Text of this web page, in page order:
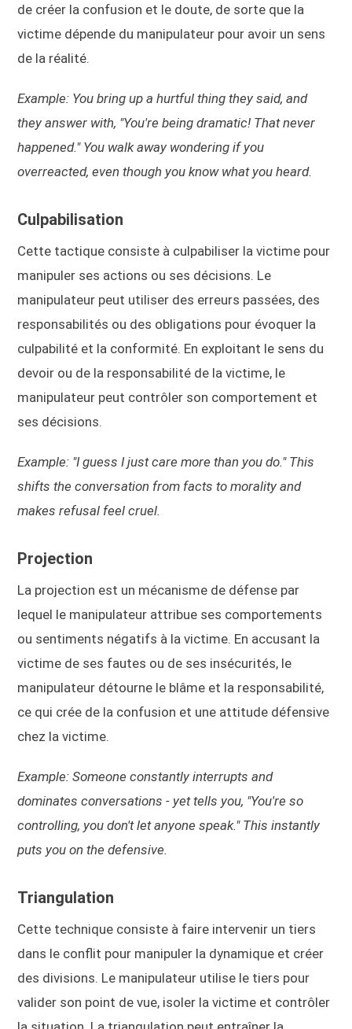
de créer la confusion et le doute, de sorte que la
victime dépende du manipulateur pour avoir un sens
de la réalité.
Example: You bring up a hurtful thing they said, and
they answer with, "You're being dramatic! That never
happened." You walk away wondering if you
overreacted, even though you know what you heard.
Culpabilisation
Cette tactique consiste à culpabiliser la victime pour
manipuler ses actions ou ses décisions. Le
manipulateur peut utiliser des erreurs passées, des
responsabilités ou des obligations pour évoquer la
culpabilité et la conformité. En exploitant le sens du
devoir ou de la responsabilité de la victime, le
manipulateur peut contrôler son comportement et
ses décisions.
Example: "I guess I just care more than you do." This
shifts the conversation from facts to morality and
makes refusal feel cruel.
Projection
La projection est un mécanisme de défense par
lequel le manipulateur attribue ses comportements
ou sentiments négatifs à la victime. En accusant la
victime de ses fautes ou de ses insécurités, le
manipulateur détourne le blâme et la responsabilité,
ce qui crée de la confusion et une attitude défensive
chez la victime.
Example: Someone constantly interrupts and
dominates conversations - yet tells you, "You're so
controlling, you don't let anyone speak." This instantly
puts you on the defensive.
Triangulation
Cette technique consiste à faire intervenir un tiers
dans le conflit pour manipuler la dynamique et créer
des divisions. Le manipulateur utilise le tiers pour
valider son point de vue, isoler la victime et contrôler